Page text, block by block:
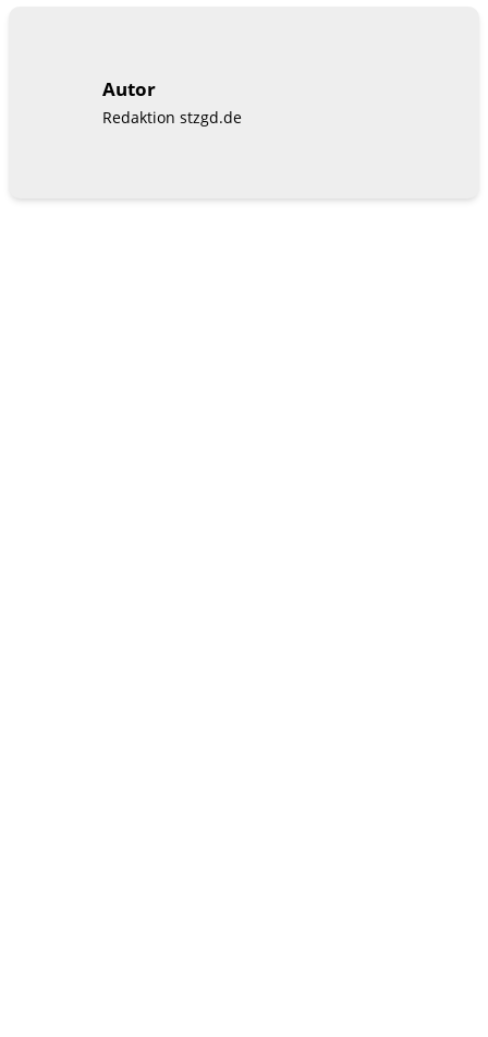
Autor
Redaktion stzgd.de